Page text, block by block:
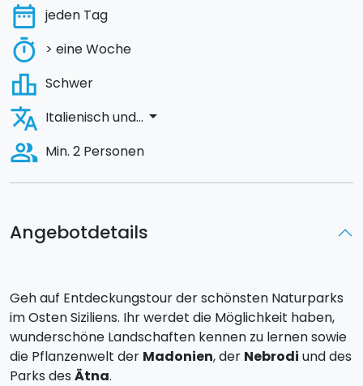
Angebotdetails
Geh auf Entdeckungstour der schönsten Naturparks
im Osten Siziliens. Ihr werdet die Möglichkeit haben,
wunderschöne Landschaften kennen zu lernen sowie
die Pflanzenwelt der Madonien, der Nebrodi und des
Parks des Ätna.
date_range jeden Tag
timer > eine Woche
leaderboard Schwer
translate Italienisch und... arrow_drop_down
people_alt Min. 2 Personen